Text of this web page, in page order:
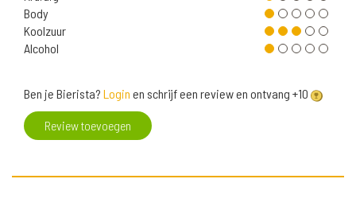
Body
Koolzuur
Alcohol
Ben je Bierista? Login en schrijf een review en ontvang +10
Review toevoegen